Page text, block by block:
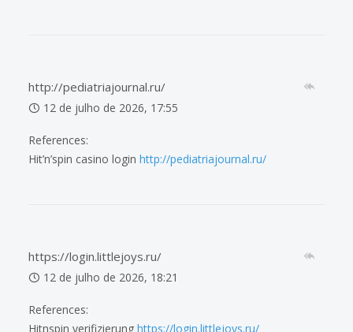
http://pediatriajournal.ru/
12 de julho de 2026, 17:55
References:
Hit’n’spin casino login http://pediatriajournal.ru/
https://login.littlejoys.ru/
12 de julho de 2026, 18:21
References:
Hitnspin verifizierung https://login.littlejoys.ru/